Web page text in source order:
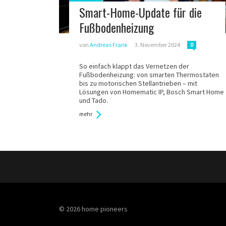
Smart-Home-Update für die
Fußbodenheizung
von Andreas Frank 3. November 2024 0
So einfach klappt das Vernetzen der
Fußbodenheizung: von smarten Thermostaten
bis zu motorischen Stellantrieben – mit
Lösungen von Homematic IP, Bosch Smart Home
und Tado.
mehr
© 2026 home pioneers